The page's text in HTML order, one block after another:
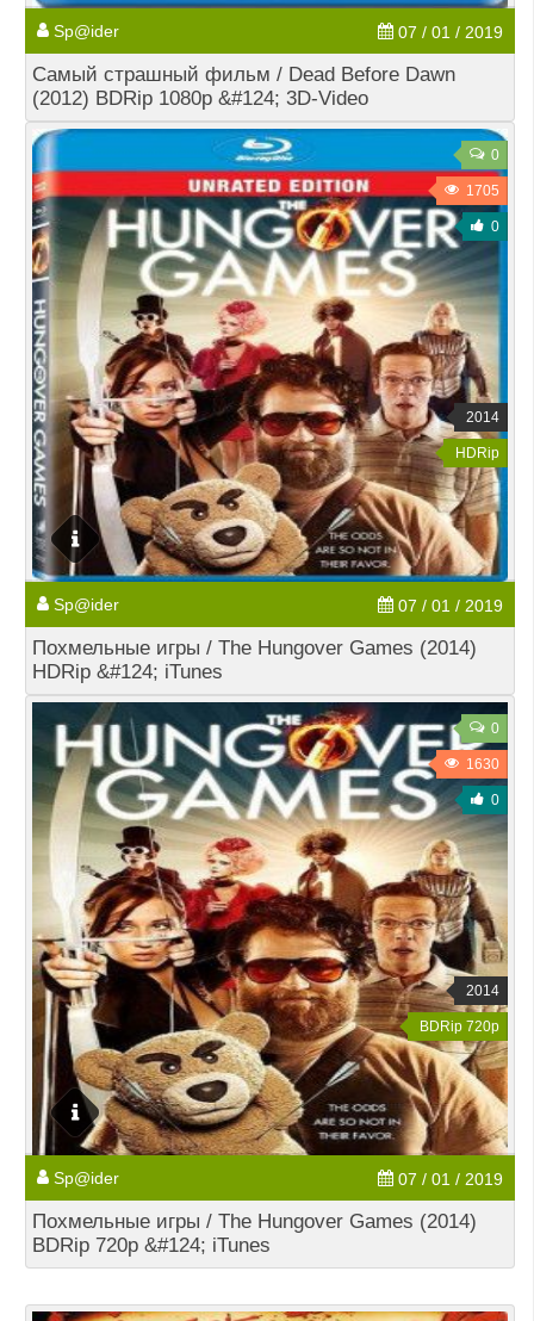
Sp@ider 07 / 01 / 2019
Самый страшный фильм / Dead Before Dawn
(2012) BDRip 1080p &#124; 3D-Video
0
1705
0
2014
HDRip
Sp@ider 07 / 01 / 2019
Похмельные игры / The Hungover Games (2014)
HDRip &#124; iTunes
0
1630
0
2014
BDRip 720p
Sp@ider 07 / 01 / 2019
Похмельные игры / The Hungover Games (2014)
BDRip 720p &#124; iTunes